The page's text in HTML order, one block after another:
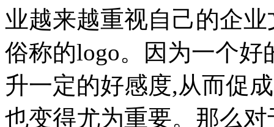
业越来越重视自己的企
俗称的logo。因为一个
升一定的好感度,从而促
也变得尤为重要。那么